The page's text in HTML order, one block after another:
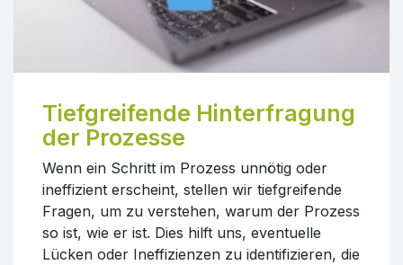
Tiefgreifende Hinterfragung
der Prozesse
Wenn ein Schritt im Prozess unnötig oder
ineffizient erscheint, stellen wir tiefgreifende
Fragen, um zu verstehen, warum der Prozess
so ist, wie er ist. Dies hilft uns, eventuelle
Lücken oder Ineffizienzen zu identifizieren, die